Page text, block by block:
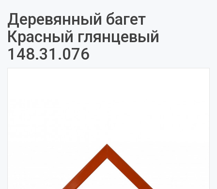
Деревянный багет
Красный глянцевый
148.31.076